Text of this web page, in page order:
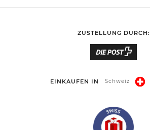
ZUSTELLUNG DURCH:
EINKAUFEN IN Schweiz